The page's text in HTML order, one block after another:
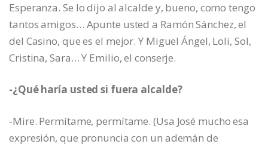
Esperanza. Se lo dijo al alcalde y, bueno, como tengo
tantos amigos… Apunte usted a Ramón Sánchez, el
del Casino, que es el mejor. Y Miguel Ángel, Loli, Sol,
Cristina, Sara… Y Emilio, el conserje.
-¿Qué haría usted si fuera alcalde?
-Mire. Permítame, permítame. (Usa José mucho esa
expresión, que pronuncia con un ademán de